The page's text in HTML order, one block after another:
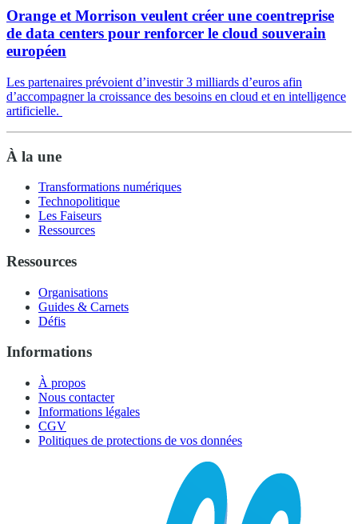
Orange et Morrison veulent créer une coentreprise
de data centers pour renforcer le cloud souverain
européen
Les partenaires prévoient d’investir 3 milliards d’euros afin
d’accompagner la croissance des besoins en cloud et en intelligence
artificielle.
À la une
Transformations numériques
Technopolitique
Les Faiseurs
Ressources
Ressources
Organisations
Guides & Carnets
Défis
Informations
À propos
Nous contacter
Informations légales
CGV
Politiques de protections de vos données